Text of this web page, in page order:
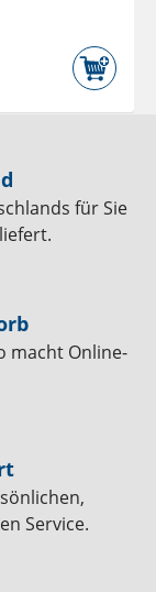
für Sie
macht Online-
Service.